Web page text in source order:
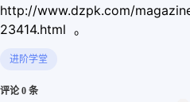
http://www.dzpk.com/
23414.html 。
进阶学堂
评论 0 条